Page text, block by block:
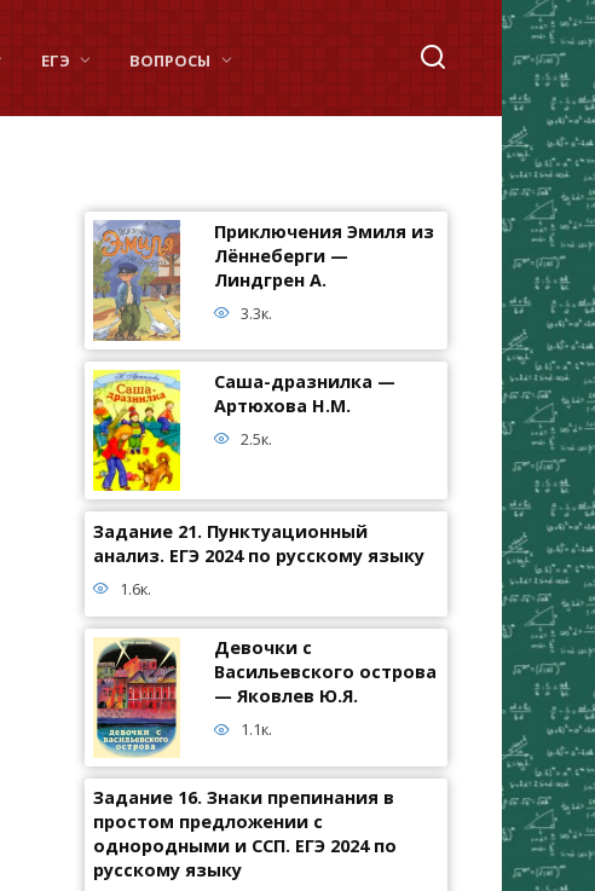
ЕГЭ ВОПРОСЫ
Приключения Эмиля из
Лённеберги —
Линдгрен А.
3.3к.
Саша-дразнилка —
Артюхова Н.М.
2.5к.
Задание 21. Пунктуационный
анализ. ЕГЭ 2024 по русскому языку
1.6к.
Девочки с
Васильевского острова
— Яковлев Ю.Я.
1.1к.
Задание 16. Знаки препинания в
простом предложении с
однородными и ССП. ЕГЭ 2024 по
русскому языку